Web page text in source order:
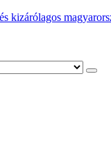
kizárólagos